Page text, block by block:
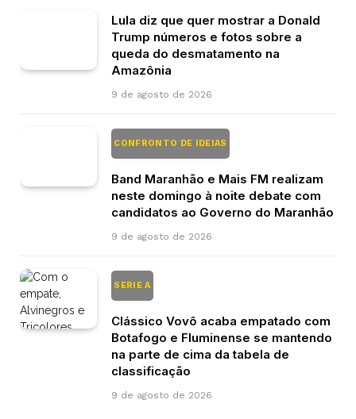
Lula diz que quer mostrar a Donald
Trump números e fotos sobre a
queda do desmatamento na
Amazônia
9 de agosto de 2026
CONFRONTO DE IDEIAS
Band Maranhão e Mais FM realizam
neste domingo à noite debate com
candidatos ao Governo do Maranhão
9 de agosto de 2026
SERIE A
Clássico Vovô acaba empatado com
Botafogo e Fluminense se mantendo
na parte de cima da tabela de
classificação
9 de agosto de 2026